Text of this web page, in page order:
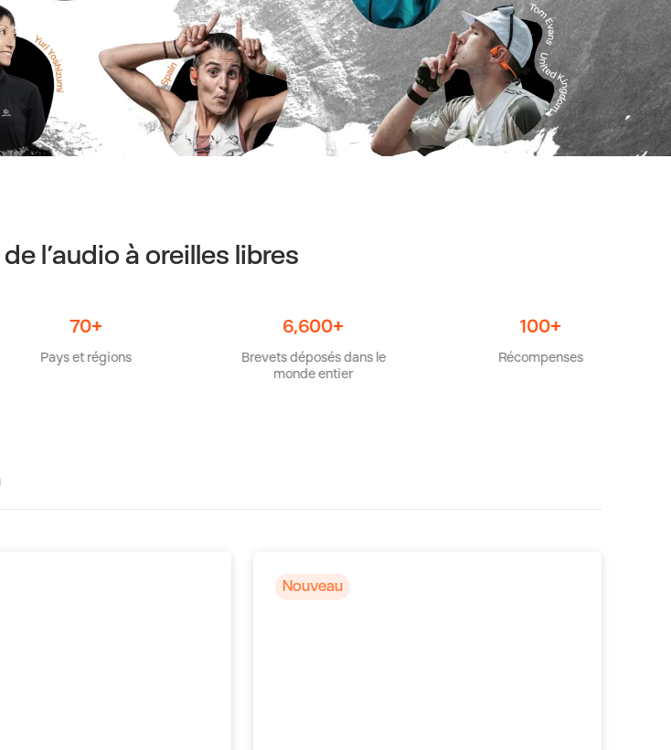
l’audio à oreilles libres
et régions
6,600+
Brevets déposés dans le
monde entier
Récompenses
Nouveau